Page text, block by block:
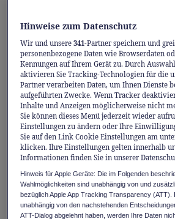
bessere Wahl?
Die Vielfalt der
und oft werden sie
Milch gleichgestellt. Dass
unterschiedliche
zeigt eine Studie aus der
Kohlenhydrate, Fette und
Hauptbestandteile unserer
auch bekannt als
die Menge der Nährstoffe
Hinweise zum Datenschutz
Wir und unsere341-Partner speichern und
personenbezogene Daten wie Browserdaten
Kennungen auf Ihrem Gerät zu. Durch
aktivieren Sie Tracking-Technologien für die
Partner verarbeiten Daten, um Ihnen Dienste
aufgeführten Zwecke. Wenn Tracker
Inhalte und Anzeigen möglicherweise nicht
Sie können dieses Menü jederzeit wieder
Einstellungen zu ändern oder Ihre
Sie auf den Link Cookie Einstellungen am
klicken. Ihre Einstellungen gelten innerhalb
Informationen finden Sie in unserer
Hinweis für Apple Geräte: Die im Folgenden
Wahlmöglichkeiten sind unabhängig von und
bezüglich Apple App Tracking Transparency (ATT).
unabhängig von den nachstehenden
ATT-Dialog abgelehnt haben, werden Ihre Daten